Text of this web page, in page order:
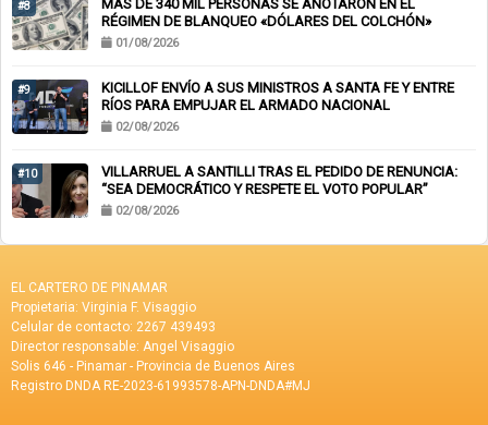
#8
MÁS DE 340 MIL PERSONAS SE ANOTARON EN EL
RÉGIMEN DE BLANQUEO «DÓLARES DEL COLCHÓN»
01/08/2026
#9
KICILLOF ENVÍO A SUS MINISTROS A SANTA FE Y ENTRE
RÍOS PARA EMPUJAR EL ARMADO NACIONAL
02/08/2026
#10
VILLARRUEL A SANTILLI TRAS EL PEDIDO DE RENUNCIA:
“SEA DEMOCRÁTICO Y RESPETE EL VOTO POPULAR”
02/08/2026
EL CARTERO DE PINAMAR
Propietaria: Virginia F. Visaggio
Celular de contacto: 2267 439493
Director responsable: Angel Visaggio
Solis 646 - Pinamar - Provincia de Buenos Aires
Registro DNDA RE-2023-61993578-APN-DNDA#MJ